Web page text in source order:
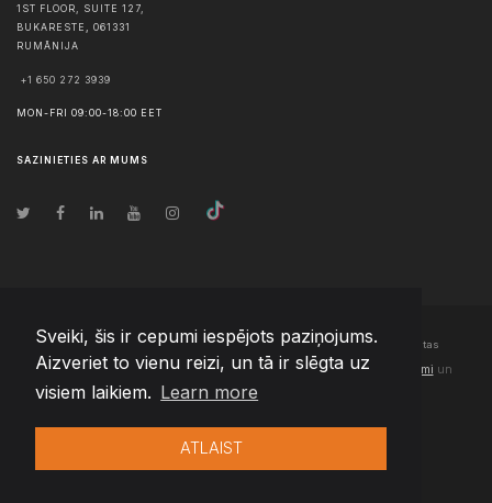
Sveiki, šis ir cepumi iespējots paziņojums.
Aizveriet to vienu reizi, un tā ir slēgta uz
visiem laikiem. Learn more
ATLAIST
1ST FLOOR, SUITE 127,
BUKARESTE , 061331
RUMĀNIJA
+1 650 272 3939
MON-FRI 09:00-18:00 EET
SAZINIETIES AR MUMS
© Autortiesības2026 Team Extension Latvia- Visas tiesības aizsargātas
Changelog● Izmantojot šo vietni, jūs piekrītat mūsuLietošanas noteikumi un
Privātuma politika